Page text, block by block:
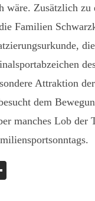
wäre. Zusätzlich zu
Familien
Attraktion
dem
manches Lob der